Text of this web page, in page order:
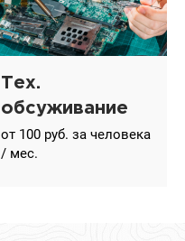
Тех.
обсуживание
от 100 руб. за человека
/ мес.